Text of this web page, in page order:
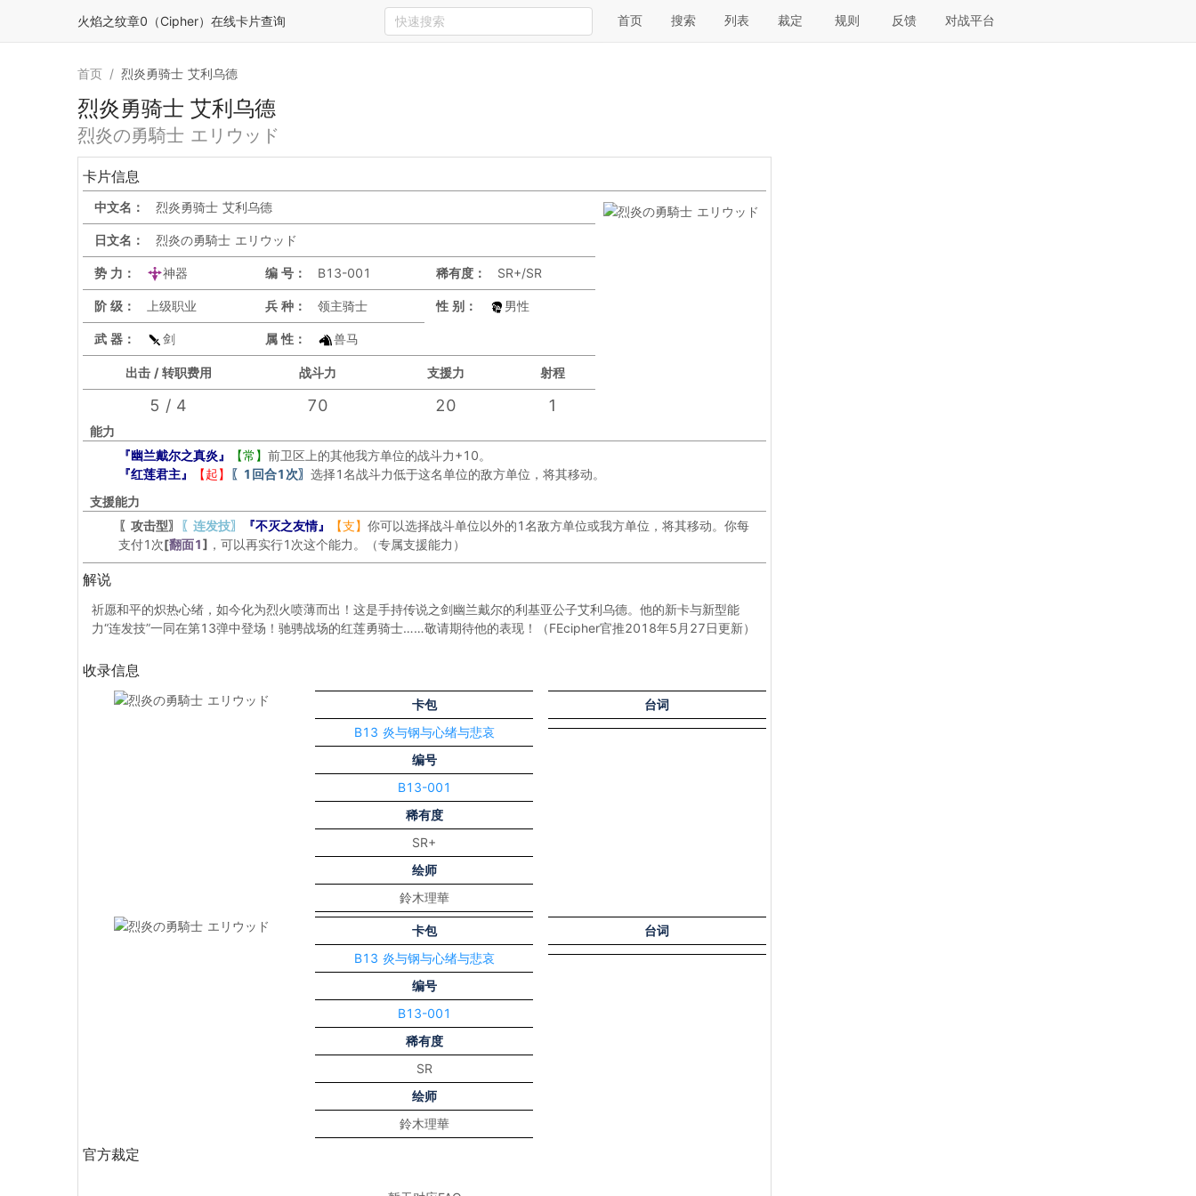
火焰之纹章0（Cipher）在线卡片查询 首页 搜索 列表 裁定 规则 反馈 对战平台
首页 / 烈炎勇骑士 艾利乌德
烈炎勇骑士 艾利乌德
烈炎の勇騎士 エリウッド
卡片信息
中文名： 烈炎勇骑士 艾利乌德
日文名： 烈炎の勇騎士 エリウッド
编 号： B13-001 稀有度： SR+/SR
势 力： 神器
阶 级： 上级职业 兵 种： 领主骑士 性 别： 男性
武 器： 剑 属 性： 兽马
出击 / 转职费用 战斗力 支援力 射程
5 / 4 70 20 1
能力
『幽兰戴尔之真炎』
【常】 前卫区上的其他我方单位的战斗力+10。
『红莲君主』
【起】 〖1回合1次〗 选择1名战斗力低于这名单位的敌方单位，将其移动。
支援能力
〖攻击型〗
〖连发技〗 『不灭之友情』 【支】 你可以选择战斗单位以外的1名敌方单位或我方单位，将其移动。你每
支付1次[翻面1] ，可以再实行1次这个能力。（专属支援能力）
解说
祈愿和平的炽热心绪，如今化为烈火喷薄而出！这是手持传说之剑幽兰戴尔的利基亚公子艾利乌德。他的新卡与新型能
力“连发技”一同在第13弹中登场！驰骋战场的红莲勇骑士……敬请期待他的表现！（FEcipher官推2018年5月27日更新）
收录信息
卡包
B13 炎与钢与心绪与悲哀
编号
B13-001
稀有度
SR+
绘师
鈴木理華
台词
卡包
B13 炎与钢与心绪与悲哀
编号
B13-001
稀有度
SR
绘师
鈴木理華
台词
官方裁定